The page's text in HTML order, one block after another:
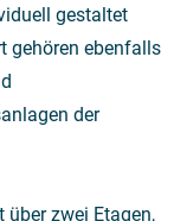
gestaltet
gehören ebenfalls
der
über zwei Etagen,